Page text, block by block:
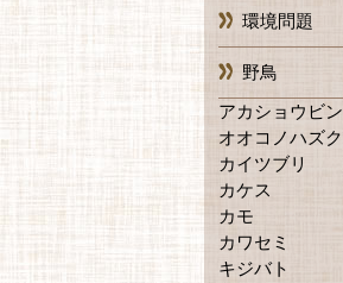
環境問題
野鳥
アカショウビン
オオコノハズク
カイツブリ
カケス
カモ
カワセミ
キジバト